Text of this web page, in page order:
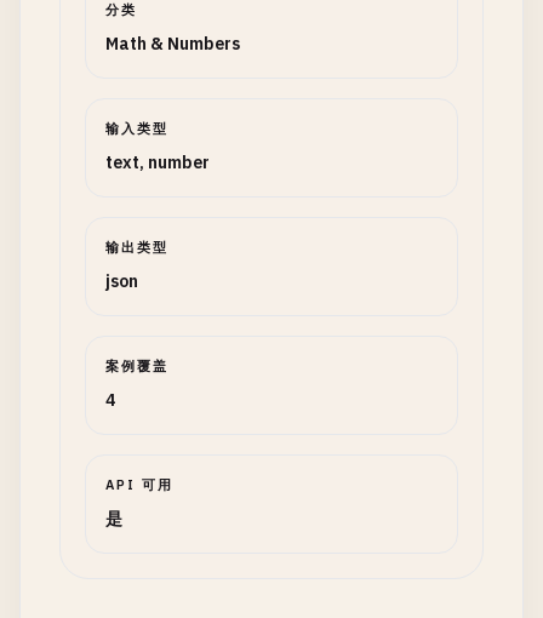
分类
Math & Numbers
输入类型
text, number
输出类型
json
案例覆盖
4
API 可用
是